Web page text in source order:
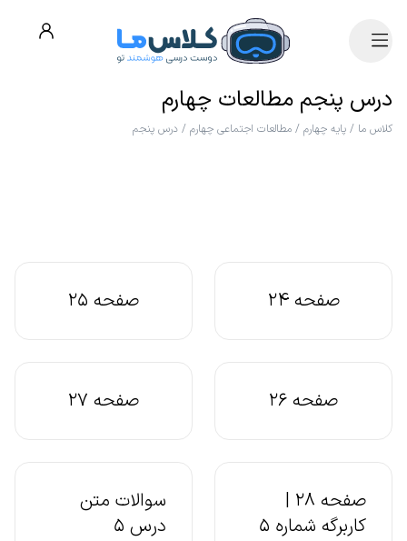
درس پنجم مطالعات چهارم
کلاس ما / پایه چهارم / مطالعات اجتماعی چهارم / درس پنجم
صفحه 24 صفحه 25
صفحه 26 صفحه 27
صفحه 28 |
کاربرگه شماره 5
سوالات متن
درس 5